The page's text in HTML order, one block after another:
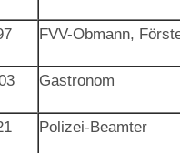
FVV-Obmann,
Gastronom
Polizei-Beamter